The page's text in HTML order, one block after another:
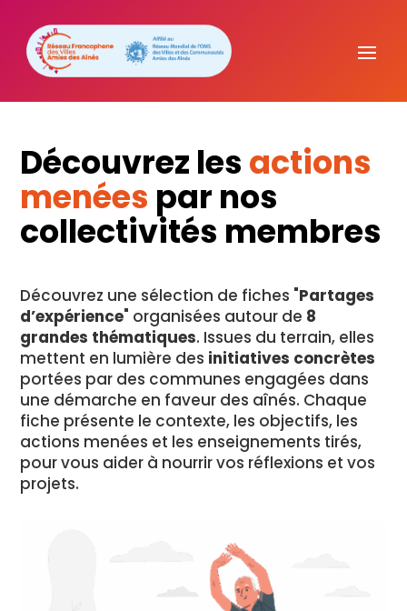
Découvrez les actions
menées par nos
collectivités membres
Découvrez une sélection de fiches "Partages
d’expérience" organisées autour de 8
grandes thématiques. Issues du terrain, elles
mettent en lumière des initiatives concrètes
portées par des communes engagées dans
une démarche en faveur des aînés. Chaque
fiche présente le contexte, les objectifs, les
actions menées et les enseignements tirés,
pour vous aider à nourrir vos réflexions et vos
projets.